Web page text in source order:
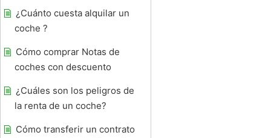
¿Cuánto cuesta alquilar un
coche ?
Cómo comprar Notas de
coches con descuento
¿Cuáles son los peligros de
la renta de un coche?
Cómo transferir un contrato